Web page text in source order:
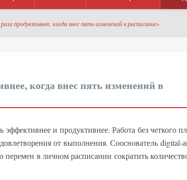
продуктивнее, когда внес пять изменений в расписание»
когда внес пять изменений в
эффективнее и продуктивнее. Работа без четкого
от выполнения. Сооснователь digital-
перемен в личном расписании сократить